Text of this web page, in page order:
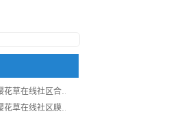
工程中有哪些常用的樱花草在线社区合成材料？
哪类防渗膜适合鱼塘樱花草在线社区膜施工？